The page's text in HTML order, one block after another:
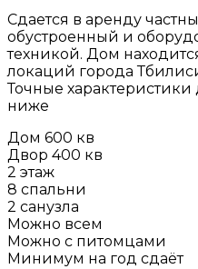
Сдается в аренду
обустроенный и
техникой. Дом
локаций города
Точные
ниже
Дом 600 кв
Двор 400 кв
2 этаж
8 спальни
2 санузла
Можно всем
Можно с питомцами
Минимум на год сдаёт